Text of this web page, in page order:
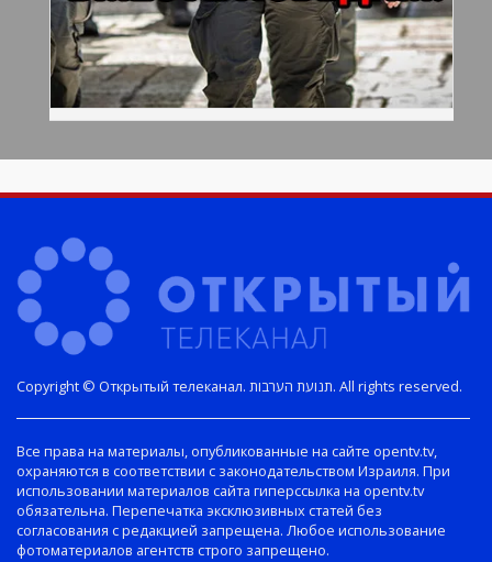
Copyright © Открытый телеканал. תנועת הערבות. All rights reserved.
Все права на материалы, опубликованные на сайте opentv.tv,
охраняются в соответствии с законодательством Израиля. При
использовании материалов сайта гиперссылка на opentv.tv
обязательна. Перепечатка эксклюзивных статей без
согласования с редакцией запрещена. Любое использование
фотоматериалов агентств строго запрещено.